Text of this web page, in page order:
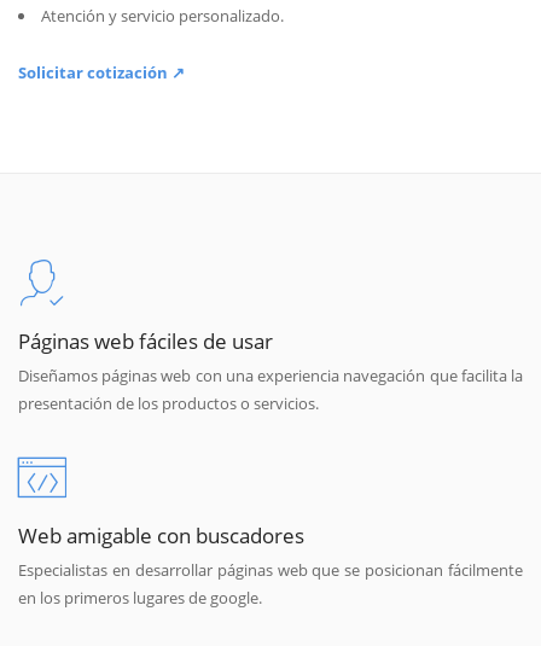
Atención y servicio personalizado.
Solicitar cotización ↗
Páginas web fáciles de usar
Diseñamos páginas web con una experiencia navegación que facilita la
presentación de los productos o servicios.
Web amigable con buscadores
Especialistas en desarrollar páginas web que se posicionan fácilmente
en los primeros lugares de google.